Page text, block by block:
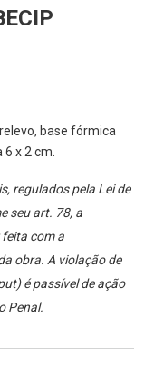
base fórmica
x 2 cm.
regulados pela Lei de
seu art. 78, a
com a
obra. A violação de
é passível de ação
Penal.